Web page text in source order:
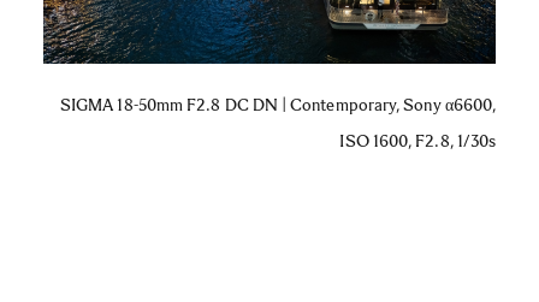
SIGMA 18-50mm F2.8 DC DN | Contemporary, Sony α6600,
ISO 1600, F2.8, 1/30s